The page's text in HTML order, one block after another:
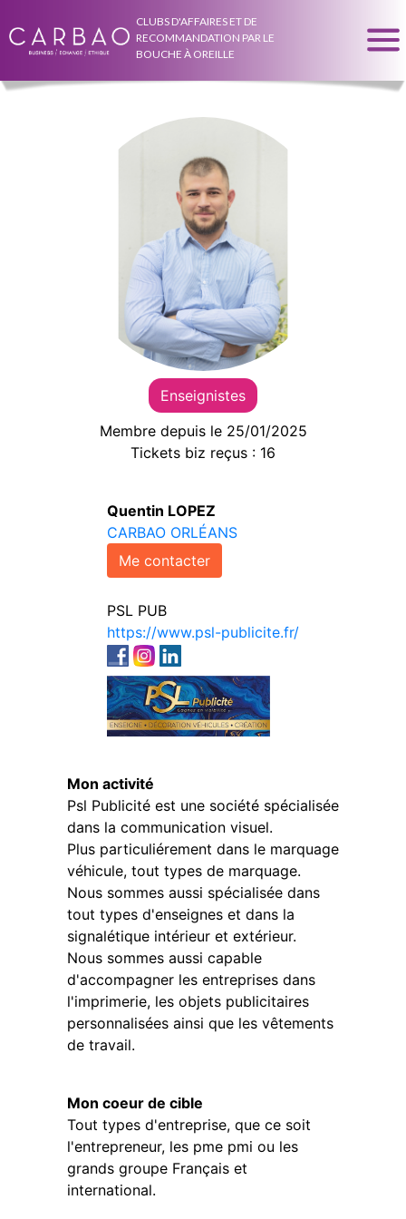
CLUBS D'AFFAIRES ET DE
RECOMMANDATION PAR LE
BOUCHE À OREILLE
Enseignistes
Membre depuis le 25/01/2025
Tickets biz reçus : 16
Quentin LOPEZ
CARBAO ORLÉANS
Me contacter
PSL PUB
https://www.psl-publicite.fr/
Mon activité
Psl Publicité est une société spécialisée
dans la communication visuel.
Plus particuliérement dans le marquage
véhicule, tout types de marquage.
Nous sommes aussi spécialisée dans
tout types d'enseignes et dans la
signalétique intérieur et extérieur.
Nous sommes aussi capable
d'accompagner les entreprises dans
l'imprimerie, les objets publicitaires
personnalisées ainsi que les vêtements
de travail.
Mon coeur de cible
Tout types d'entreprise, que ce soit
l'entrepreneur, les pme pmi ou les
grands groupe Français et
international.